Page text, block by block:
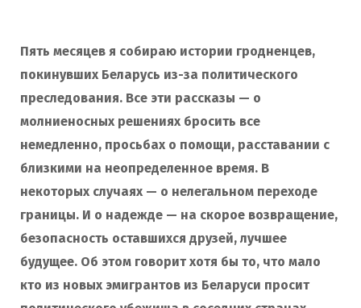
Пять месяцев я собираю истории гродненцев,
покинувших Беларусь из-за политического
преследования. Все эти рассказы — о
молниеносных решениях бросить все
немедленно, просьбах о помощи, расставании с
близкими на неопределенное время. В
некоторых случаях — о нелегальном переходе
границы. И о надежде — на скорое возвращение,
безопасность оставшихся друзей, лучшее
будущее. Об этом говорит хотя бы то, что мало
кто из новых эмигрантов из Беларуси просит